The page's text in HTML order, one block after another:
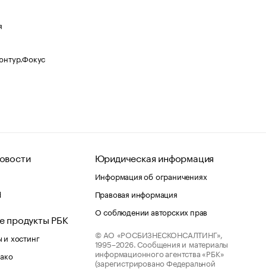
продукты РБК
хостинг
Юридическая информация
Информация об ограничениях
Правовая информация
О соблюдении авторских прав
© АО «РОСБИЗНЕСКОНСАЛТИНГ»,
1995–2026. Сообщения и материалы
информационного агентства «РБК»
(зарегистрировано Федеральной